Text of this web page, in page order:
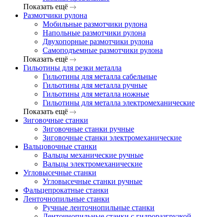
Показать ещё
Размотчики рулона
Мобильные размотчики рулона
Напольные размотчики рулона
Двухопорные размотчики рулона
Самоподъемные размотчики рулона
Показать ещё
Гильотины для резки металла
Гильотины для металла сабельные
Гильотины для металла ручные
Гильотины для металла ножные
Гильотины для металла электромеханические
Показать ещё
Зиговочные станки
Зиговочные станки ручные
Зиговочные станки электромеханические
Вальцовочные станки
Вальцы механические ручные
Вальцы электромеханические
Угловысечные станки
Угловысечные станки ручные
Фальцепрокатные станки
Ленточнопильные станки
Ручные ленточнопильные станки